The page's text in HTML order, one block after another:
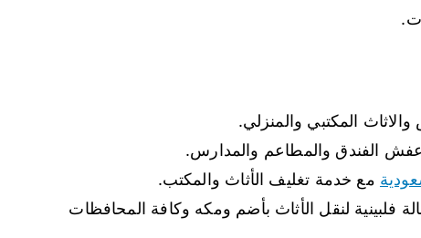
المكتبي والمنزلي.
الفندق والمطاعم والمدارس.
مع خدمة تغليف الأثاث والمكتب.
لنقل الأثاث بأضم ومكه وكافة المحافظات